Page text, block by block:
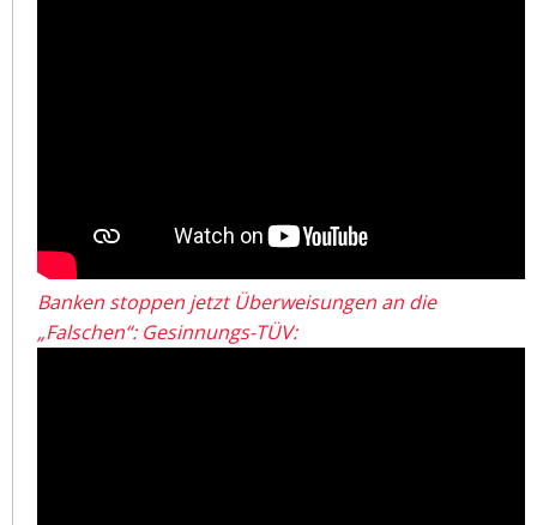
Banken stoppen jetzt Überweisungen an die
„Falschen“: Gesinnungs-TÜV: